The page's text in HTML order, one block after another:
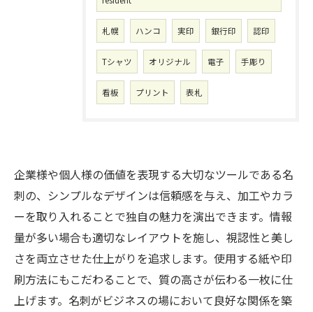
札幌 ハンコ 実印 銀行印 認印
Tシャツ オリジナル 電子 手彫り
看板 プリント 表札
企業様や個人様の価値を表現する大切なツールである名
刺の、シンプルなデザインは信頼感を与え、加工やカラ
ーを取り入れることで独自の魅力を演出できます。情報
量が多い場合も適切なレイアウトを施し、視認性と美し
さを両立させた仕上がりを追求します。使用する紙や印
刷方法にもこだわることで、質の高さが伝わる一枚に仕
上げます。名刺がビジネスの場において良好な関係を築